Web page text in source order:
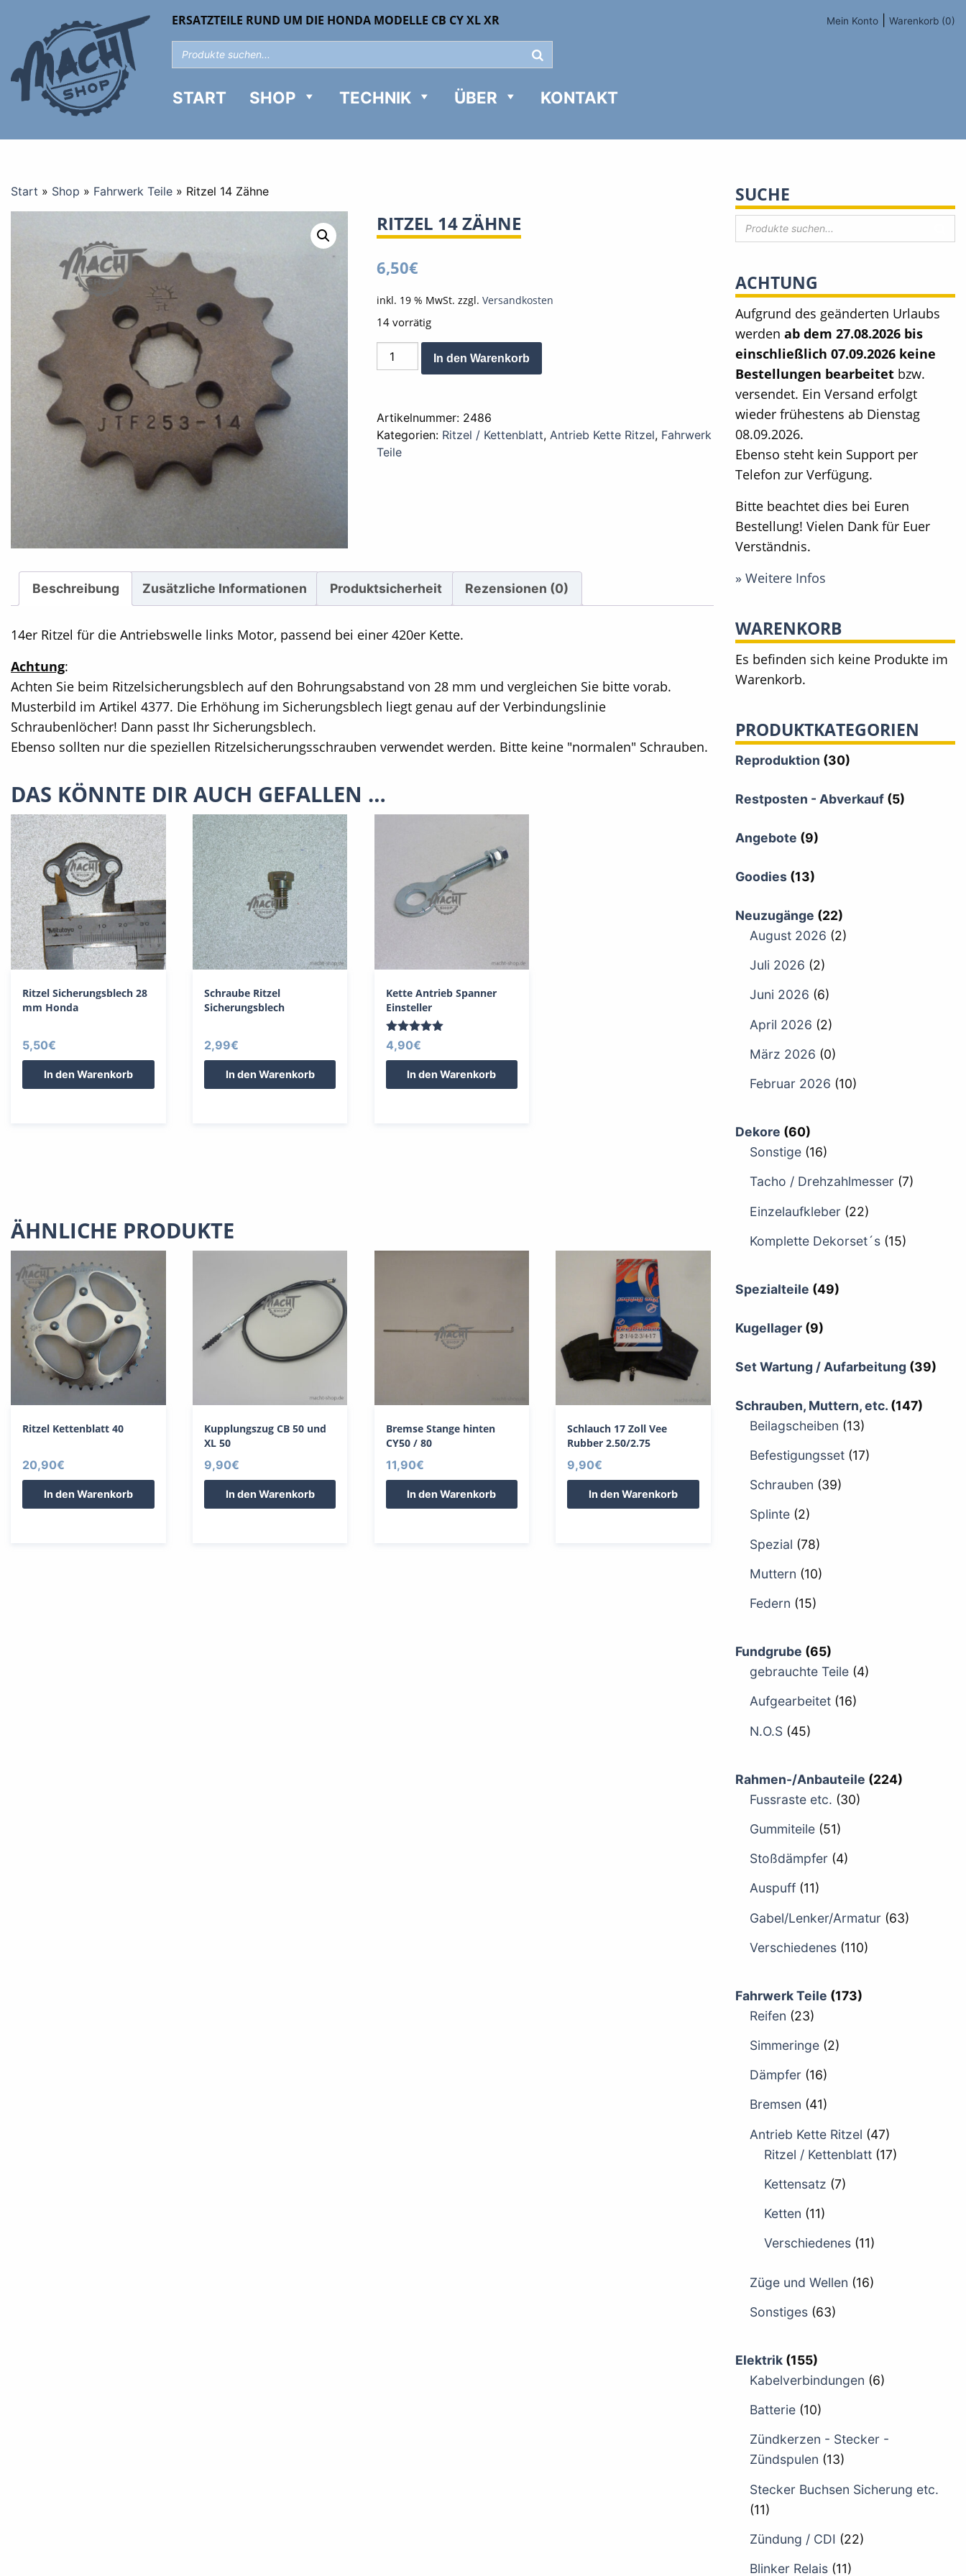
ERSATZTEILE RUND UM DIE HONDA MODELLE CB CY XL XR Mein Konto Warenkorb (0)
START SHOP TECHNIK ÜBER KONTAKT
Start » Shop » Fahrwerk Teile » Ritzel 14 Zähne
RITZEL 14 ZÄHNE
6,50€
inkl. 19 % MwSt. zzgl. Versandkosten
14 vorrätig
Ritzel
14
In den Warenkorb
Artikelnummer: 2486
Kategorien: Ritzel / Kettenblatt, Antrieb Kette Ritzel, Fahrwerk
Teile
Beschreibung Zusätzliche Informationen Produktsicherheit Rezensionen (0)
14er Ritzel für die Antriebswelle links Motor, passend bei einer 420er Kette.
Achtung:
Achten Sie beim Ritzelsicherungsblech auf den Bohrungsabstand von 28 mm und vergleichen Sie bitte vorab.
Musterbild im Artikel 4377. Die Erhöhung im Sicherungsblech liegt genau auf der Verbindungslinie
Schraubenlöcher! Dann passt Ihr Sicherungsblech.
Ebenso sollten nur die speziellen Ritzelsicherungsschrauben verwendet werden. Bitte keine "normalen" Schrauben.
DAS KÖNNTE DIR AUCH GEFALLEN …
Ritzel Sicherungsblech 28
mm Honda
5,50€
In den Warenkorb
Schraube Ritzel
Sicherungsblech
2,99€
In den Warenkorb
Kette Antrieb Spanner
Einsteller
Bewertet
mit
5.00
von 5
4,90€
In den Warenkorb
ÄHNLICHE PRODUKTE
Ritzel Kettenblatt 40
20,90€
In den Warenkorb
Kupplungszug CB 50 und
XL 50
9,90€
In den Warenkorb
Bremse Stange hinten
CY50 / 80
11,90€
In den Warenkorb
Schlauch 17 Zoll Vee
Rubber 2.50/2.75
9,90€
In den Warenkorb
SUCHE
ACHTUNG
Aufgrund des geänderten Urlaubs
werden ab dem 27.08.2026 bis
einschließlich 07.09.2026 keine
Bestellungen bearbeitet bzw.
versendet. Ein Versand erfolgt
wieder frühestens ab Dienstag
08.09.2026.
Ebenso steht kein Support per
Telefon zur Verfügung.
Bitte beachtet dies bei Euren
Bestellung! Vielen Dank für Euer
Verständnis.
» Weitere Infos
WARENKORB
Es befinden sich keine Produkte im
Warenkorb.
PRODUKTKATEGORIEN
Reproduktion (30)
Restposten - Abverkauf (5)
Angebote (9)
Goodies (13)
Neuzugänge (22)
August 2026 (2)
Juli 2026 (2)
Juni 2026 (6)
April 2026 (2)
März 2026 (0)
Februar 2026 (10)
Dekore (60)
Sonstige (16)
Tacho / Drehzahlmesser (7)
Einzelaufkleber (22)
Komplette Dekorset´s (15)
Spezialteile (49)
Kugellager (9)
Set Wartung / Aufarbeitung (39)
Schrauben, Muttern, etc. (147)
Beilagscheiben (13)
Befestigungsset (17)
Schrauben (39)
Splinte (2)
Spezial (78)
Muttern (10)
Federn (15)
Fundgrube (65)
gebrauchte Teile (4)
Aufgearbeitet (16)
N.O.S (45)
Rahmen-/Anbauteile (224)
Fussraste etc. (30)
Gummiteile (51)
Stoßdämpfer (4)
Auspuff (11)
Gabel/Lenker/Armatur (63)
Verschiedenes (110)
Fahrwerk Teile (173)
Reifen (23)
Simmeringe (2)
Dämpfer (16)
Bremsen (41)
Antrieb Kette Ritzel (47)
Ritzel / Kettenblatt (17)
Kettensatz (7)
Ketten (11)
Verschiedenes (11)
Züge und Wellen (16)
Sonstiges (63)
Elektrik (155)
Kabelverbindungen (6)
Batterie (10)
Zündkerzen - Stecker -
Zündspulen (13)
Stecker Buchsen Sicherung etc.
(11)
Zündung / CDI (22)
Blinker Relais (11)